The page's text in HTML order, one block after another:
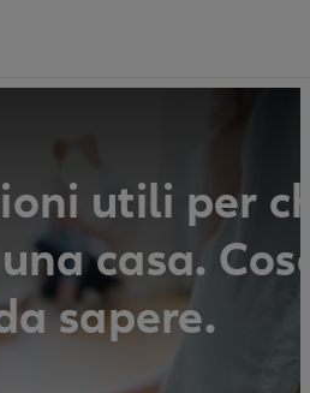
utili per
casa.
sapere.